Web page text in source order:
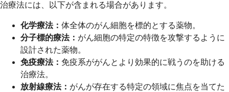
治療法には、以下が含まれる場合があります。
化学療法： 体全体のがん細胞を標的とする薬物。
分子標的療法： がん細胞の特定の特徴を攻撃するように
設計された薬物。
免疫療法： 免疫系ががんとより効果的に戦うのを助ける
治療法。
放射線療法： がんが存在する特定の領域に焦点を当てた